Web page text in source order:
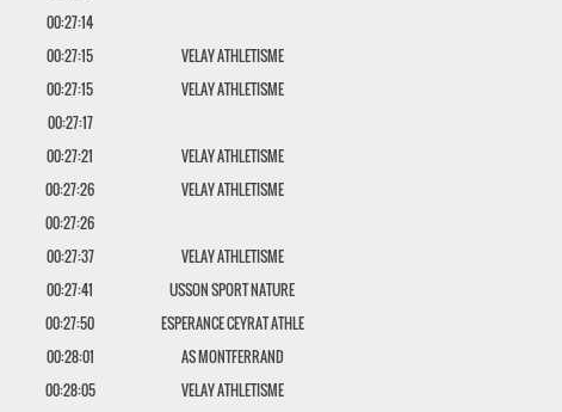
00:27:14
00:27:15
VELAY ATHLETISME
00:27:15
VELAY ATHLETISME
00:27:17
00:27:21
VELAY ATHLETISME
00:27:26
VELAY ATHLETISME
00:27:26
00:27:37
VELAY ATHLETISME
00:27:41
USSON SPORT NATURE
00:27:50
ESPERANCE CEYRAT ATHLE
00:28:01
AS MONTFERRAND
00:28:05
VELAY ATHLETISME